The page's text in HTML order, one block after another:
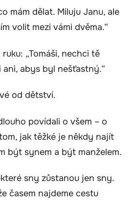
mám dělat. Miluju Janu, ale
volit mezi vámi dvěma.“
„Tomáši, nechci tě
abys byl nešťastný.“
od dětství.
povídali o všem – o
jak těžké je někdy najít
být synem a být manželem.
sny zůstanou jen sny.
časem najdeme cestu